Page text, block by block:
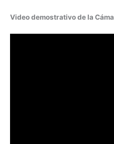
Video demostrativo de la